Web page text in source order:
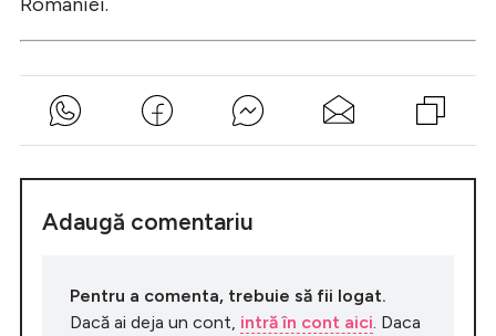
Adaugă comentariu
Pentru a comenta, trebuie să fii logat.
Dacă ai deja un cont, intră în cont aici . Daca